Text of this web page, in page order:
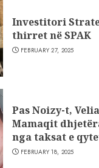
Investitori
thirret në SPAK
FEBRUARY 27, 2025
Pas Noizy-t,
Mamaqit
nga taksat e
FEBRUARY 18, 2025